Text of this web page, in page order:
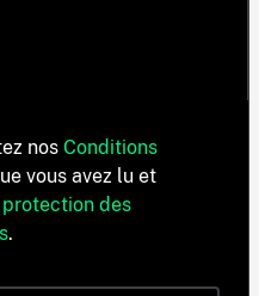
nos Conditions
vous avez lu et
des
.